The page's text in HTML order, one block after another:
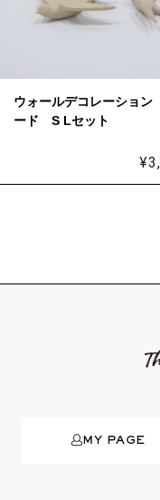
ウォールデコレーショ
ード S Lセット
¥
MY PAGE